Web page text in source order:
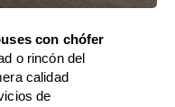
con chófer
o rincón del
calidad
de